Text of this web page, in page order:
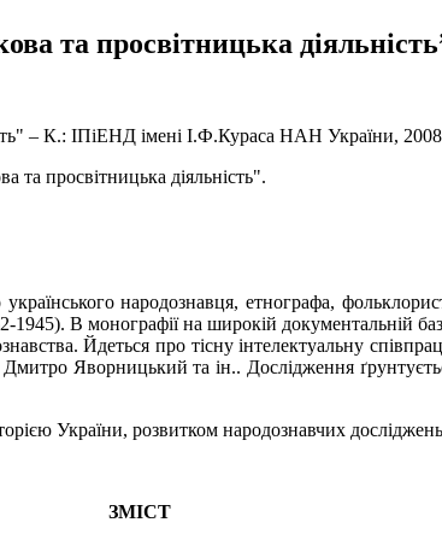
та просвітницька
– К.: ІПіЕНД імені І.Ф.Кураса НАН України,
просвітницька діяльність".
народознавця, етнографа,
В монографії на широкій документальній
Йдеться про тісну інтелектуальну
Яворницький та ін.. Дослідження
України, розвитком народознавчих
ЗМІСТ